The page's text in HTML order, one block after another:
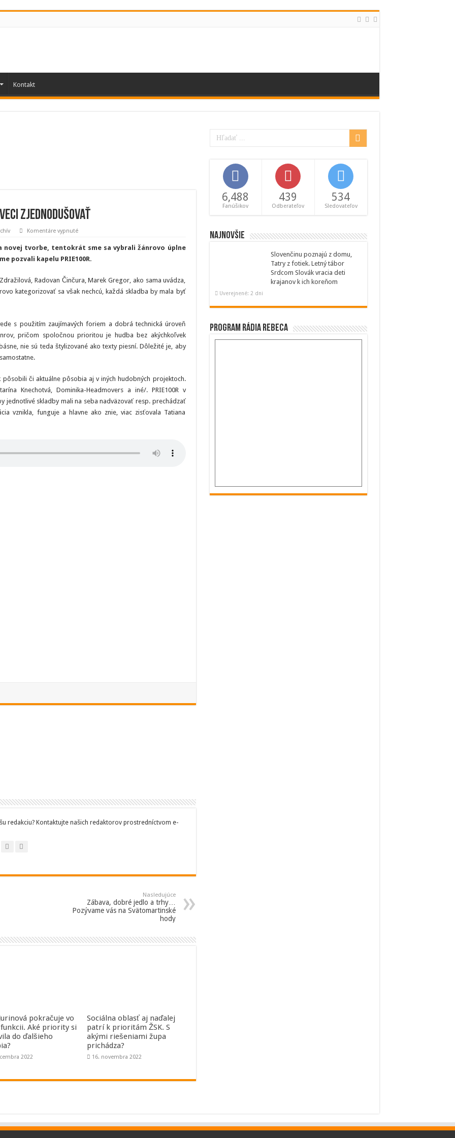
Kontakt
veci zjednodušovať
Komentáre vypnuténa
PRIE100R:
Nechceme
veci
zjednodušovať
novej tvorbe, tentokrát sme sa vybrali žánrovo úplne
pozvali kapelu PRIE100R.
Radovan Činčura, Marek Gregor, ako sama uvádza,
kategorizovať sa však nechcú, každá skladba by mala byť
s použitím zaujímavých foriem a dobrá technická úroveň
pričom spoločnou prioritou je hudba bez akýchkoľvek
nie sú teda štylizované ako texty piesní. Dôležité je, aby
pôsobili či aktuálne pôsobia aj v iných hudobných projektoch.
Knechotvá, Dominika-Headmovers a iné/. PRIE100R v
jednotlivé skladby mali na seba nadväzovať resp. prechádzať
vznikla, funguje a hlavne ako znie, viac zisťovala Tatiana
redakciu? Kontaktujte našich redaktorov prostredníctvom e-
Nasledujúce
Zábava, dobré jedlo a trhy…
Pozývame vás na Svätomartinské
hody
pokračuje vo
Aké priority si
do ďalšieho
2022
Sociálna oblasť aj naďalej
patrí k prioritám ŽSK. S
akými riešeniami župa
prichádza?
16. novembra 2022
6,488
Fanúšikov
439
Odberateľov
534
Sledovateľov
Najnovšie
Slovenčinu poznajú z domu,
Tatry z fotiek. Letný tábor
Srdcom Slovák vracia deti
krajanov k ich koreňom
Uverejnené: 2 dni
Program Rádia Rebeca